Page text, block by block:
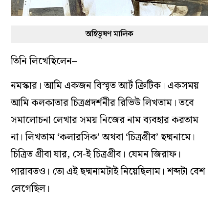
অহিভূষণ মালিক
তিনি লিখেছিলেন–
নমস্কার। আমি একজন বিস্মৃত আর্ট ক্রিটিক। একসময়
আমি কলকাতার চিত্রপ্রদর্শনীর রিভিউ লিখতাম। তবে
সমালোচনা লেখার সময় নিজের নাম ব্যবহার করতাম
না। ‌লিখতাম ‘কলারসিক’ অথবা ‘চিত্রগ্রীব’ ছদ্মনামে।
চিত্রিত গ্রীবা যার, সে-ই চিত্রগ্রীব। যেমন জিরাফ।
পারাবতও। তো এই ছদ্মনামটাই নিয়েছিলাম। শব্দটা বেশ
লেগেছিল।